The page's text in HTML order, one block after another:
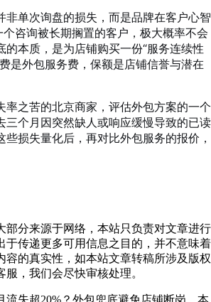
非单次询盘的损失，而是品牌在客户心智
个咨询被长期搁置的客户，极大概率不会
的本质，是为店铺购买一份“服务连续性
是外包服务费，保额是店铺信誉与潜在
率之苦的北京商家，评估外包方案的一个
三个月因突然缺人或响应缓慢导致的已读
损失量化后，再对比外包服务的报价，
部分来源于网络，本站只负责对文章进行
于传递更多可用信息之目的，并不意味着
容的真实性，如本站文章转稿所涉及版权
，我们会尽快审核处理。
流失超20%？外包兜底避免店铺断岗 本